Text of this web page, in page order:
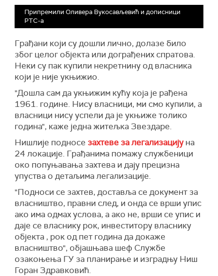
Припремили Оливера Вукосављевић и дописници
РТС-а
Грађани који су дошли лично, долазе било
због целог објекта или дограђених спратова.
Неки су пак купили некретнину од власника
који је није укњижио.
"Дошла сам да укњижим кућу која је рађена
1961. године. Нису власници, ми смо купили, а
власници нису успели да је укњиже толико
година", каже једна житељка Звездаре.
Нишлије подносе захтеве за легализацијуна
24 локације. Грађанима помажу службеници
око попуњавања захтева и дају прецизна
упуства о детаљима легализације.
"Подноси се захтев, доставља се документ за
власништво, правни след, и онда се врши упис
ако има одмах услова, а ако не, врши се упис и
даје се власнику рок, инвеститору власнику
објекта , рок од пет година да докаже
власништво", објашњава шеф Службе
озакоњења ГУ за планирање и изградњу Ниш
Горан Здравковић.